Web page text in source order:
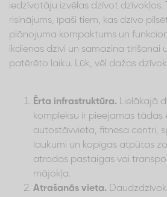
iedzīvotāju izvēlas dzīvot dzīvokļos.
risinājums, īpaši tiem, kas dzīvo
plānojuma kompaktums un
ikdienas dzīvi un samazina tīrīšanai
patērēto laiku. Lūk, vēl dažas
Ērta infrastruktūra. Lielākajā
kompleksu ir pieejamas tādas
autostāvvieta, fitnesa centri,
laukumi un kopīgas atpūtas
atrodas pastaigas vai
mājokļa.
Atrašanās vieta.